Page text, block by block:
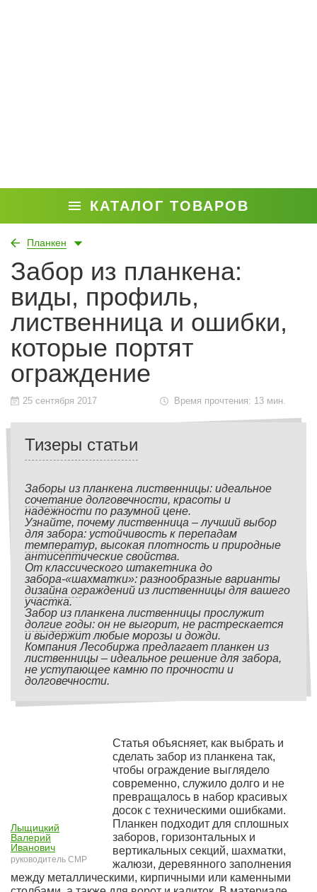
КАТАЛОГ ТОВАРОВ
Планкен
Забор из планкена:
виды, профиль,
лиственница и ошибки,
которые портят
ограждение
25 сентября 2017 Время прочтения: 13 мин.
Тизеры статьи
Заборы из планкена лиственницы: идеальное
сочетание долговечности, красоты и
надежности по разумной цене.
Узнайте, почему лиственница – лучший выбор
для забора: устойчивость к перепадам
температур, высокая плотность и природные
антисептические свойства.
От классического штакетника до
забора-«шахматки»: разнообразные варианты
дизайна ограждений из лиственницы для вашего
участка.
Забор из планкена лиственницы прослужит
долгие годы: он не выгорит, не растрескается
и выдержит любые морозы и дожди.
Компания Лесобиржа предлагает планкен из
лиственницы – идеальное решение для забора,
не уступающее камню по прочности и
долговечности.
Лыщицкий
Валерий
Иванович
руководитель СМР
Статья объясняет, как выбрать и
сделать забор из планкена так,
чтобы ограждение выглядело
современно, служило долго и не
превращалось в набор красивых
досок с техническими ошибками.
Планкен подходит для сплошных
заборов, горизонтальных и
вертикальных секций, шахматки,
жалюзи, деревянного заполнения
между металлическими, кирпичными или каменными